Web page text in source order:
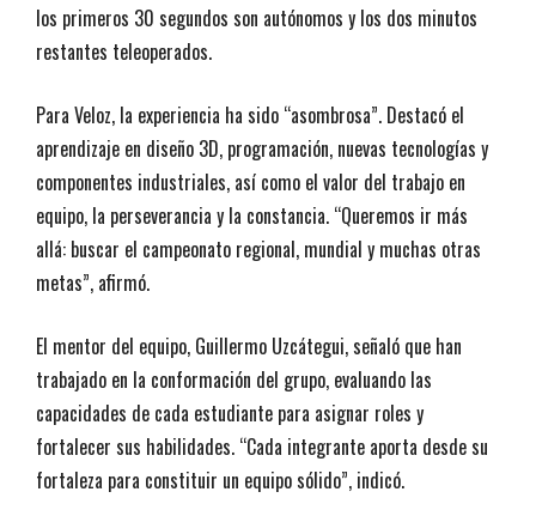
los primeros 30 segundos son autónomos y los dos minutos
restantes teleoperados.
Para Veloz, la experiencia ha sido “asombrosa”. Destacó el
aprendizaje en diseño 3D, programación, nuevas tecnologías y
componentes industriales, así como el valor del trabajo en
equipo, la perseverancia y la constancia. “Queremos ir más
allá: buscar el campeonato regional, mundial y muchas otras
metas”, afirmó.
El mentor del equipo, Guillermo Uzcátegui, señaló que han
trabajado en la conformación del grupo, evaluando las
capacidades de cada estudiante para asignar roles y
fortalecer sus habilidades. “Cada integrante aporta desde su
fortaleza para constituir un equipo sólido”, indicó.